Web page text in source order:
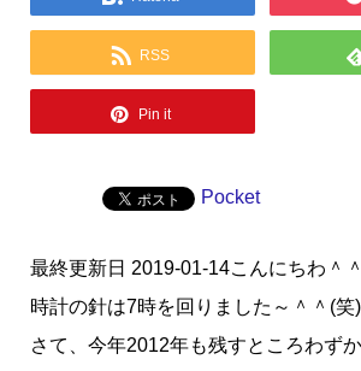
RSS
Pin it
Pocket
最終更新日 2019-01-14こんにちわ＾＾
時計の針は7時を回りました～＾＾(笑)
さて、今年2012年も残すところわず